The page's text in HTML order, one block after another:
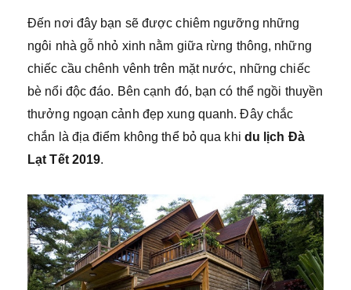
Đến nơi đây bạn sẽ được chiêm ngưỡng những
ngôi nhà gỗ nhỏ xinh nằm giữa rừng thông, những
chiếc cầu chênh vênh trên mặt nước, những chiếc
bè nổi độc đáo. Bên cạnh đó, bạn có thể ngồi thuyền
thưởng ngoạn cảnh đẹp xung quanh. Đây chắc
chắn là địa điểm không thể bỏ qua khi du lịch Đà
Lạt Tết 2019.